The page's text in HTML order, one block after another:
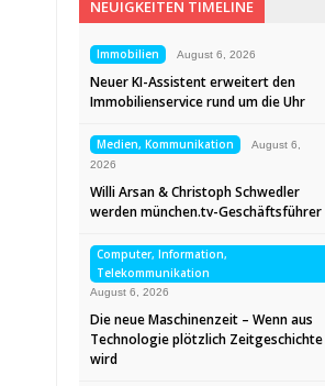
NEUIGKEITEN TIMELINE
Immobilien August 6, 2026
Neuer KI-Assistent erweitert den
Immobilienservice rund um die Uhr
Medien, Kommunikation
August 6,
2026
Willi Arsan & Christoph Schwedler
werden münchen.tv-Geschäftsführer
Computer, Information,
Telekommunikation
August 6, 2026
Die neue Maschinenzeit – Wenn aus
Technologie plötzlich Zeitgeschichte
wird